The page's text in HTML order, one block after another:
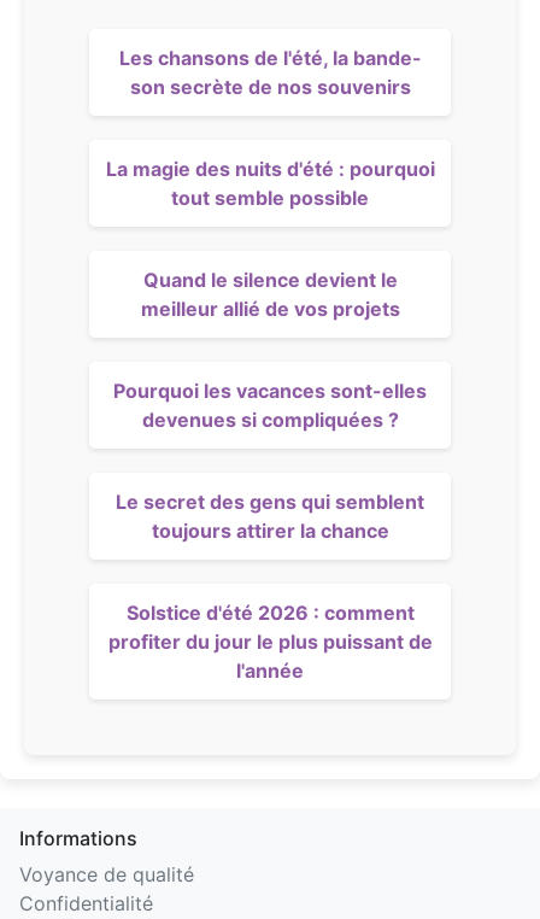
Les chansons de l'été, la bande-
son secrète de nos souvenirs
La magie des nuits d'été : pourquoi
tout semble possible
Quand le silence devient le
meilleur allié de vos projets
Pourquoi les vacances sont-elles
devenues si compliquées ?
Le secret des gens qui semblent
toujours attirer la chance
Solstice d'été 2026 : comment
profiter du jour le plus puissant de
l'année
Informations
Voyance de qualité
Confidentialité